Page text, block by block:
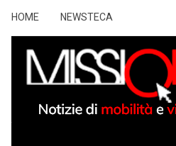
HOME NEWSTECA